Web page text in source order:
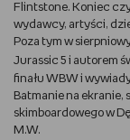
POD
Flintstone. Koniec
wydawcy, artyści,
Poza tym w
Jurassic 5 i autorem
finału WBW i
Batmanie na ekranie,
skimboardowego w
M.W.